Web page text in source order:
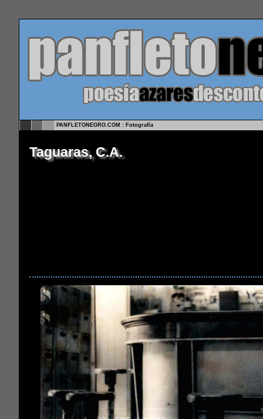
PANFLETONEGRO.COM : Fotografía
Taguaras, C.A.